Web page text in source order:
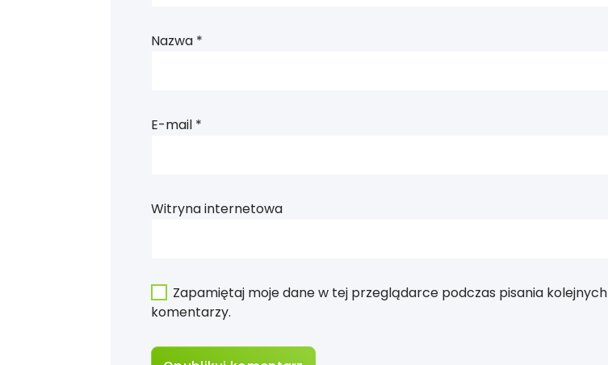
Nazwa *
E-mail *
Witryna internetowa
Zapamiętaj moje dane w tej przeglądarce podczas pisania kolejnych
komentarzy.